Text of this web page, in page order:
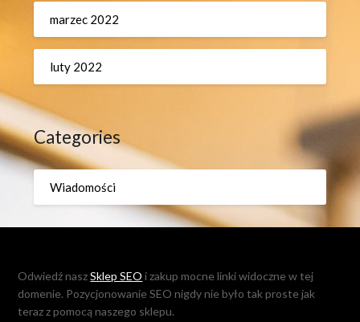
marzec 2022
luty 2022
Categories
Wiadomości
Odwiedź naszSklep SEO i zakup mocne linki widoczne w tej
domenie. Pozycjonowanie SEO nigdy nie było tak proste jak
teraz z pomocą naszego sklepu.